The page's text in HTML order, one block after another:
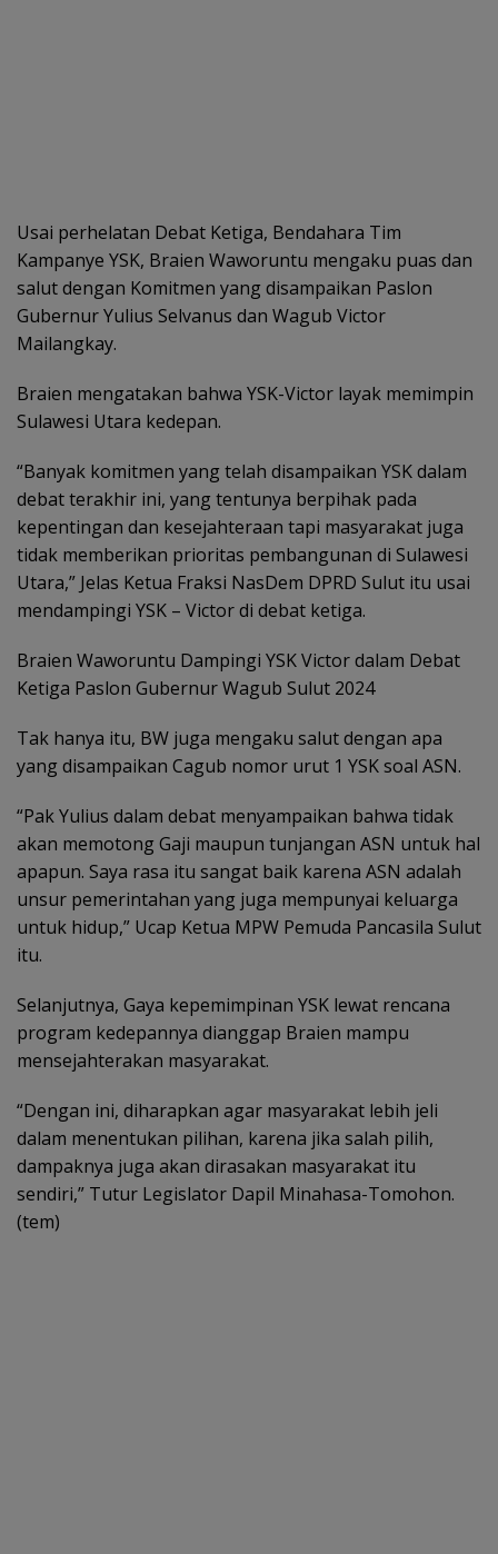
Usai perhelatan Debat Ketiga, Bendahara Tim
Kampanye YSK, Braien Waworuntu mengaku puas dan
salut dengan Komitmen yang disampaikan Paslon
Gubernur Yulius Selvanus dan Wagub Victor
Mailangkay.
Braien mengatakan bahwa YSK-Victor layak memimpin
Sulawesi Utara kedepan.
“Banyak komitmen yang telah disampaikan YSK dalam
debat terakhir ini, yang tentunya berpihak pada
kepentingan dan kesejahteraan tapi masyarakat juga
tidak memberikan prioritas pembangunan di Sulawesi
Utara,” Jelas Ketua Fraksi NasDem DPRD Sulut itu usai
mendampingi YSK – Victor di debat ketiga.
Braien Waworuntu Dampingi YSK Victor dalam Debat
Ketiga Paslon Gubernur Wagub Sulut 2024
Tak hanya itu, BW juga mengaku salut dengan apa
yang disampaikan Cagub nomor urut 1 YSK soal ASN.
“Pak Yulius dalam debat menyampaikan bahwa tidak
akan memotong Gaji maupun tunjangan ASN untuk hal
apapun. Saya rasa itu sangat baik karena ASN adalah
unsur pemerintahan yang juga mempunyai keluarga
untuk hidup,” Ucap Ketua MPW Pemuda Pancasila Sulut
itu.
Selanjutnya, Gaya kepemimpinan YSK lewat rencana
program kedepannya dianggap Braien mampu
mensejahterakan masyarakat.
“Dengan ini, diharapkan agar masyarakat lebih jeli
dalam menentukan pilihan, karena jika salah pilih,
dampaknya juga akan dirasakan masyarakat itu
sendiri,” Tutur Legislator Dapil Minahasa-Tomohon.
(tem)